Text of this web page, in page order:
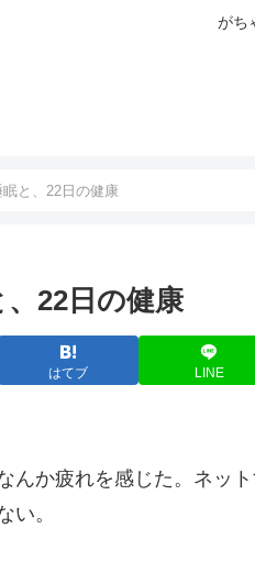
がち
と、22日の健康
22日の健康
はてブ LINE
んか疲れを感じた。ネッ
い。